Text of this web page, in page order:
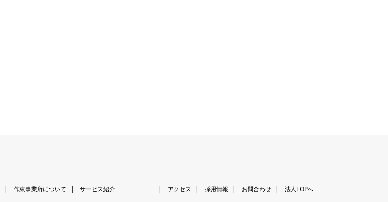
作東事業所について サービス紹介 アクセス 採用情報 お問合わせ 法人TOPへ